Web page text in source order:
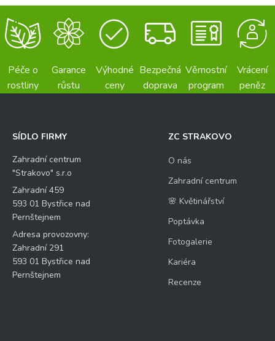
Péče o
rostliny
Garance
růstu
Výhodné
ceny
Bezpečná
doprava
Věrnostní
program
Vrácení
peněz
SÍDLO FIRMY
Zahradní centrum
"Strakovo" s.r.o
Zahradní 459
593 01 Bystřice nad
Pernštejnem
Adresa provozovny:
Zahradní 291
593 01 Bystřice nad
Pernštejnem
ZC STRAKOVO
O nás
Zahradní centrum
🌸 Květinářství
Poptávka
Fotogalerie
Kariéra
Recenze